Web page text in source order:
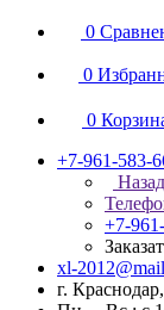
0
0
0
+7-961-583-
Назад
+7-
xl-
г.